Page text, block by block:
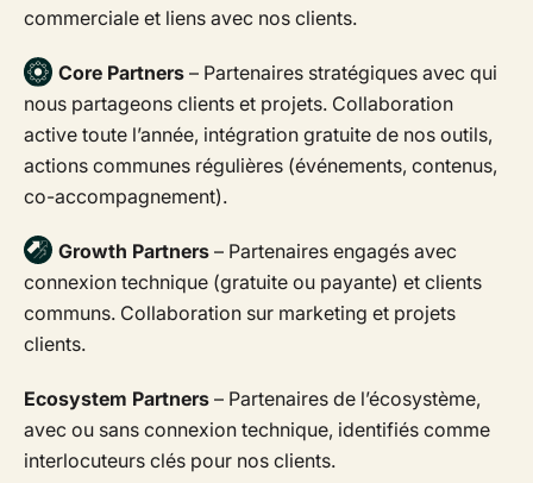
commerciale et liens avec nos clients.
Core Partners – Partenaires stratégiques avec qui
nous partageons clients et projets. Collaboration
active toute l’année, intégration gratuite de nos outils,
actions communes régulières (événements, contenus,
co-accompagnement).
Growth Partners – Partenaires engagés avec
connexion technique (gratuite ou payante) et clients
communs. Collaboration sur marketing et projets
clients.
Ecosystem Partners – Partenaires de l’écosystème,
avec ou sans connexion technique, identifiés comme
interlocuteurs clés pour nos clients.